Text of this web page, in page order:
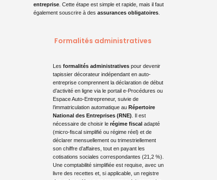
entreprise. Cette étape est simple et rapide, mais il faut
également souscrire à des assurances obligatoires.
Formalités administratives
Les formalités administrativespour devenir
tapissier décorateur indépendant en auto-
entreprise comprennent la déclaration de début
d’activité en ligne via le portail e-Procédures ou
Espace Auto-Entrepreneur, suivie de
l’immatriculation automatique au Répertoire
National des Entreprises (RNE). Il est
nécessaire de choisir le régime fiscal adapté
(micro-fiscal simplifié ou régime réel) et de
déclarer mensuellement ou trimestriellement
son chiffre d’affaires, tout en payant les
cotisations sociales correspondantes (21,2 %).
Une comptabilité simplifiée est requise, avec un
livre des recettes et, si applicable, un registre